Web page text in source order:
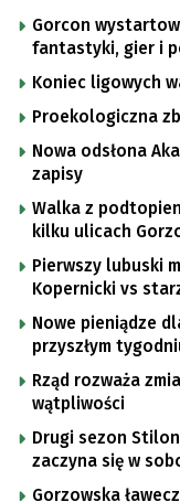
Gorcon
fantastyki, gier i
Koniec ligowych
Proekologiczna
Nowa odsłona
zapisy
Walka z
kilku ulicach
Pierwszy lubuski
Kopernicki vs
Nowe pieniądze
przyszłym
Rząd rozważa
wątpliwości
Drugi sezon
zaczyna się w
Gorzowska